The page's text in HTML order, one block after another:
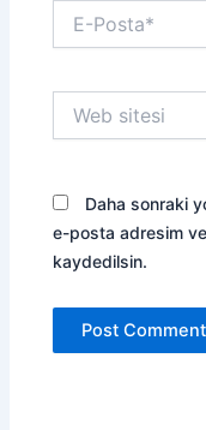
Posta*
sitesi
Daha sonraki
e-posta adresim
kaydedilsin.